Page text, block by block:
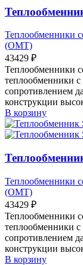
Теплообменники
(OMT)
43429 ₽
Теплообменники
теплообменники
сопротивлением
конструкции
В корзину
Теплообменники
(OMT)
43429 ₽
Теплообменники
теплообменники
сопротивлением
конструкции
В корзину